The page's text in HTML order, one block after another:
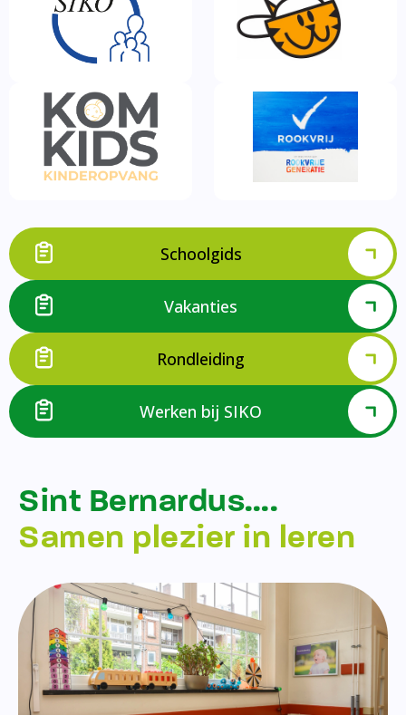
Schoolgids
Vakanties
Rondleiding
Werken bij SIKO
Sint Bernardus….
Samen plezier in leren